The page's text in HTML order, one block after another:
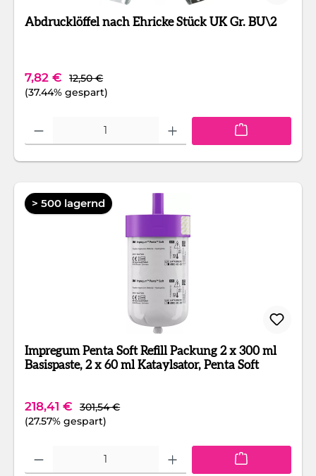
Abdrucklöffel nach Ehricke Stück UK Gr. BU\2
Verkaufspreis:
7,82 € Regulärer Preis:
12,50 €
(37.44% gespart)
Produkt Anzahl: Gib den gewünschten Wert ein oder benutze die
> 500 lagernd
Impregum Penta Soft Refill Packung 2 x 300 ml
Basispaste, 2 x 60 ml Kataylsator, Penta Soft
Verkaufspreis:
218,41 € Regulärer Preis:
301,54 €
(27.57% gespart)
Produkt Anzahl: Gib den gewünschten Wert ein oder benutze die